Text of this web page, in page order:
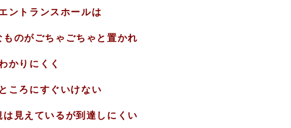
ントランスホールは
のがごちゃごちゃと置かれ
かりにくく
ころにすぐいけない
見えているが到達しにくい